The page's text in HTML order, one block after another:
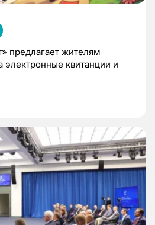
предлагает жителям
электронные квитанции и